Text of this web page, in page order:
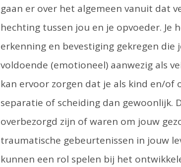
gaan er over het algemeen vanuit dat
hechting tussen jou en je opvoeder.
erkenning en bevestiging gekregen
voldoende (emotioneel) aanwezig als
kan ervoor zorgen dat je als kind en/
separatie of scheiding dan gewoonlijk.
overbezorgd zijn of waren om jouw
traumatische gebeurtenissen in jouw
kunnen een rol spelen bij het